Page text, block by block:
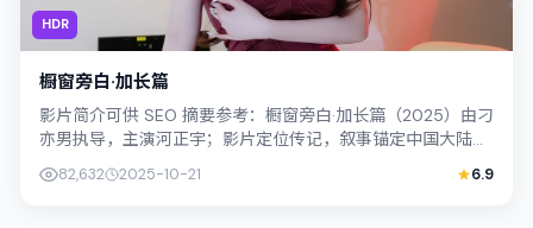
HDR
橱窗旁白·加长篇
影片简介可供 SEO 摘要参考：橱窗旁白·加长篇（2025）由刁
亦男执导，主演河正宇；影片定位传记，叙事锚定中国大陆的
社会议题与个体命运，镜头克...
82,632 2025-10-21 6.9